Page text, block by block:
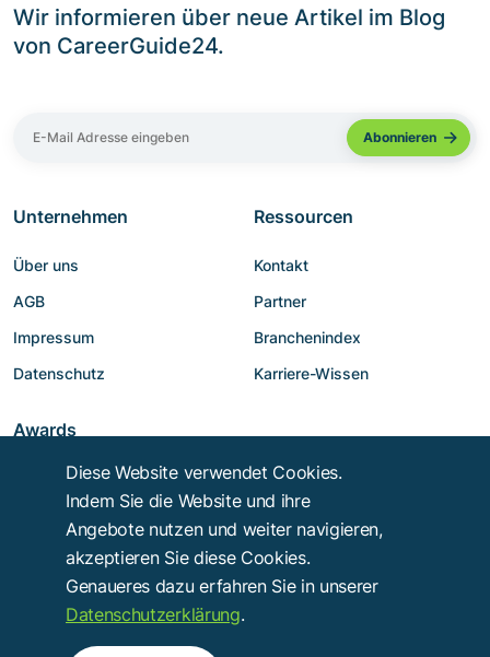
Wir informieren über neue Artikel im Blog
von CareerGuide24.
Unternehmen
Über uns
AGB
Impressum
Datenschutz
Ressourcen
Kontakt
Partner
Branchenindex
Karriere-Wissen
Awards
Diese Website verwendet Cookies.
Indem Sie die Website und ihre
Angebote nutzen und weiter navigieren,
akzeptieren Sie diese Cookies.
Genaueres dazu erfahren Sie in unserer
Datenschutzerklärung.